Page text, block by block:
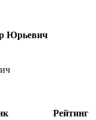
Юрьевич
Рейтинг